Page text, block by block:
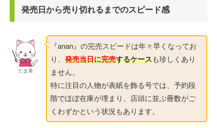
発売日から売り切れるまでのスピード感
たま美
『anan』の完売スピードは年々早くなってお
り、発売当日に完売するケースも珍しくあり
ません。
特に注目の人物が表紙を飾る号では、予約段
階でほぼ在庫が埋まり、店頭に並ぶ冊数がご
くわずかという状況もあります。